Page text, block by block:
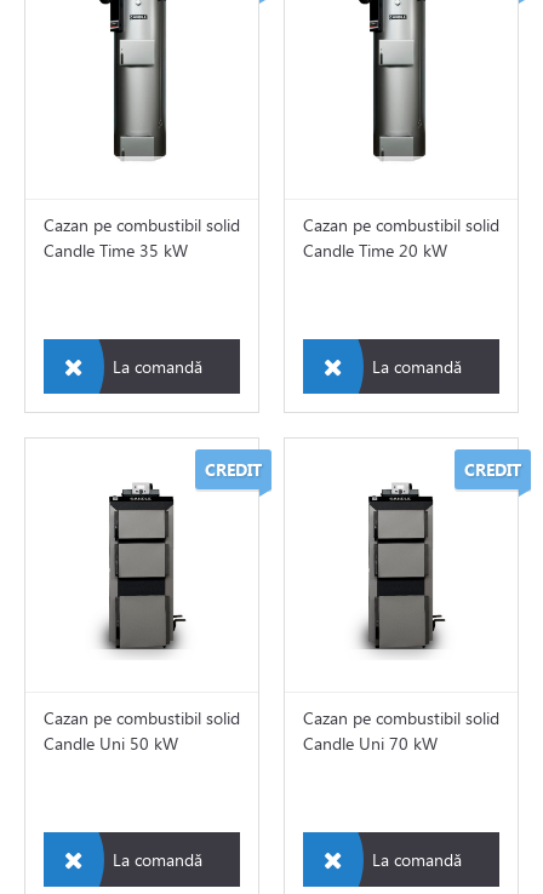
sisteme de încălzire
in pardoseala
si fitinguri
Cazan pe combustibil solid
Candle Time 35 kW
La comandă
Cazan pe combustibil solid
Candle Time 20 kW
La comandă
CREDIT
Cazan pe combustibil solid
Candle Uni 50 kW
La comandă
CREDIT
Cazan pe combustibil solid
Candle Uni 70 kW
La comandă